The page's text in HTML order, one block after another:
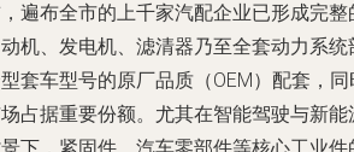
遍布全市的上千家汽配企业已形成完
机、发电机、滤清器乃至全套动力系
套车型号的原厂品质（OEM）配套，
占据重要份额。尤其在智能驾驶与新